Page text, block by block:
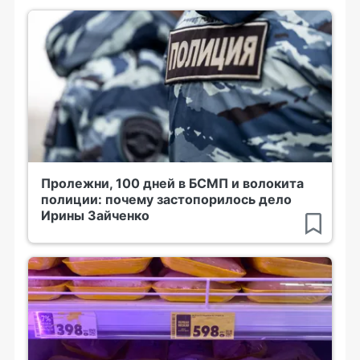
Пролежни, 100 дней в БСМП и волокита
полиции: почему застопорилось дело
Ирины Зайченко